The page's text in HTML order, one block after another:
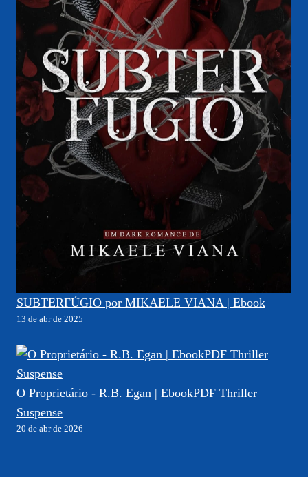
SUBTERFÚGIO por MIKAELE VIANA | Ebook
13 de abr de 2025
O Proprietário - R.B. Egan | EbookPDF Thriller
Suspense
20 de abr de 2026